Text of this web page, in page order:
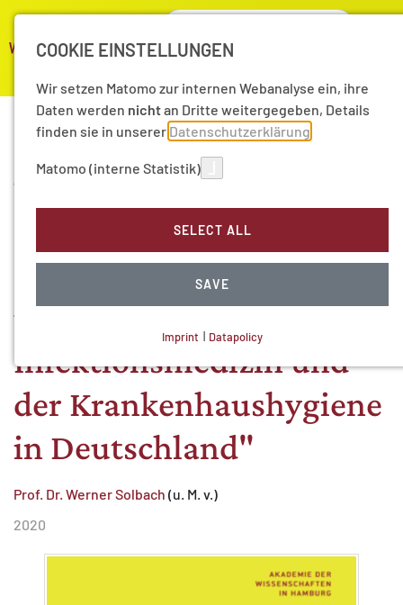
Thesenpapier
Infektionsmedizin
"Strukturen der
universitären
Infektionsmedizin und
der Krankenhaushygiene
in Deutschland"
Prof. Dr. Werner Solbach (u. M. v.)
2020
COOKIE EINSTELLUNGEN
Wir setzen Matomo zur internen Webanalyse ein, ihre
Daten werden nichtan Dritte weitergegeben, Details
finden sie in unserer Datenschutzerklärung
Matomo (interne Statistik)
SELECT ALL
SAVE
MATOMO (INTERNE STATISTIK)
Statistik Cookies erfassen Informationen anonym.
unsere Besucher unsere Website nutzen.
Imprint | Datapolicy